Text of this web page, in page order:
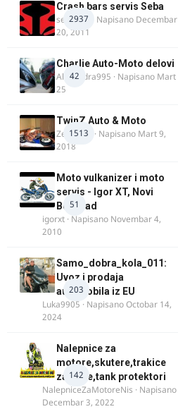
2937
Crash bars servis Seba
seba011 · Napisano Decembar
20, 2011
42
Charlie Auto-Moto delovi
Alexandra995 · Napisano Mart
25
1513
TwinZ Auto & Moto
Zeljkamp · Napisano Mart 9,
2018
51
Moto vulkanizer i moto
servis - Igor XT, Novi
Beograd
igorxt · Napisano Novembar 4,
2010
203
Samo_dobra_kola_011:
Uvoz i prodaja
automobila iz EU
Luka9905 · NapisanoOctobar 14,
2024
142
Nalepnice za
motore,skutere,trakice
za felne,tank protektori
NalepniceZaMotoreNis · Napisano
Decembar 3, 2022